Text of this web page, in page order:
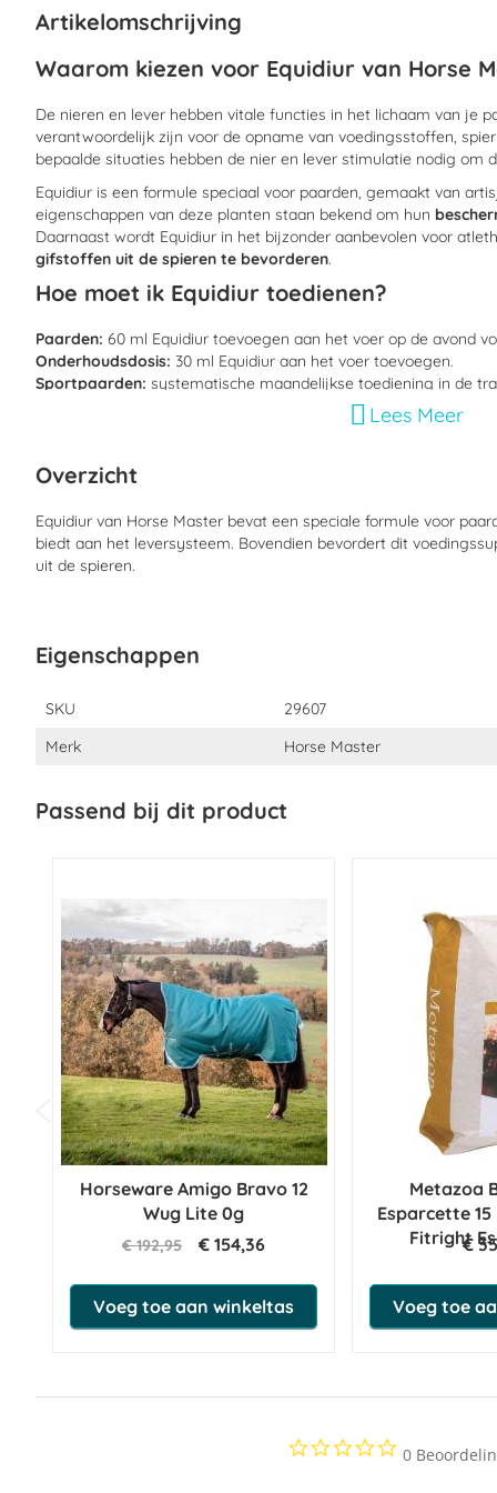
van
afbeeldingen-
Artikelomschrijving
Waarom kiezen voor Equidiur van Horse
De nieren en lever hebben vitale functies in het lichaam van je
verantwoordelijk zijn voor de opname van voedingsstoffen,
bepaalde situaties hebben de nier en lever stimulatie nodig om
Equidiur is een formule speciaal voor paarden, gemaakt van
eigenschappen van deze planten staan bekend om hun
Daarnaast wordt Equidiur in het bijzonder aanbevolen voor
gifstoffen uit de spieren te bevorderen.
Hoe moet ik Equidiur toedienen?
Paarden: 60 ml Equidiur toevoegen aan het voer op de avond
Onderhoudsdosis: 30 ml Equidiur aan het voer toevoegen.
Sportpaarden: systematische maandelijkse toediening in de
dagen voor de start van de wedstrijd toedienen.
Samenstelling:Actieve zee-ingrediënten, natriumchloride
Analytische bestanddelen:
Smaakstoffen:
Lees Meer
Overzicht
Equidiur van Horse Master bevat een speciale formule voor
biedt aan het leversysteem. Bovendien bevordert dit
uit de spieren.
Eigenschappen
Eigenschappen
SKU
29607
Merk
Horse Master
Passend bij dit product
Horseware Amigo Bravo 12
Wug Lite 0g
€ 192,95 € 154,36
Voeg toe aan winkeltas
Metazoa
Esparcette
Fitright
€
Voeg toe
0.0
star
0